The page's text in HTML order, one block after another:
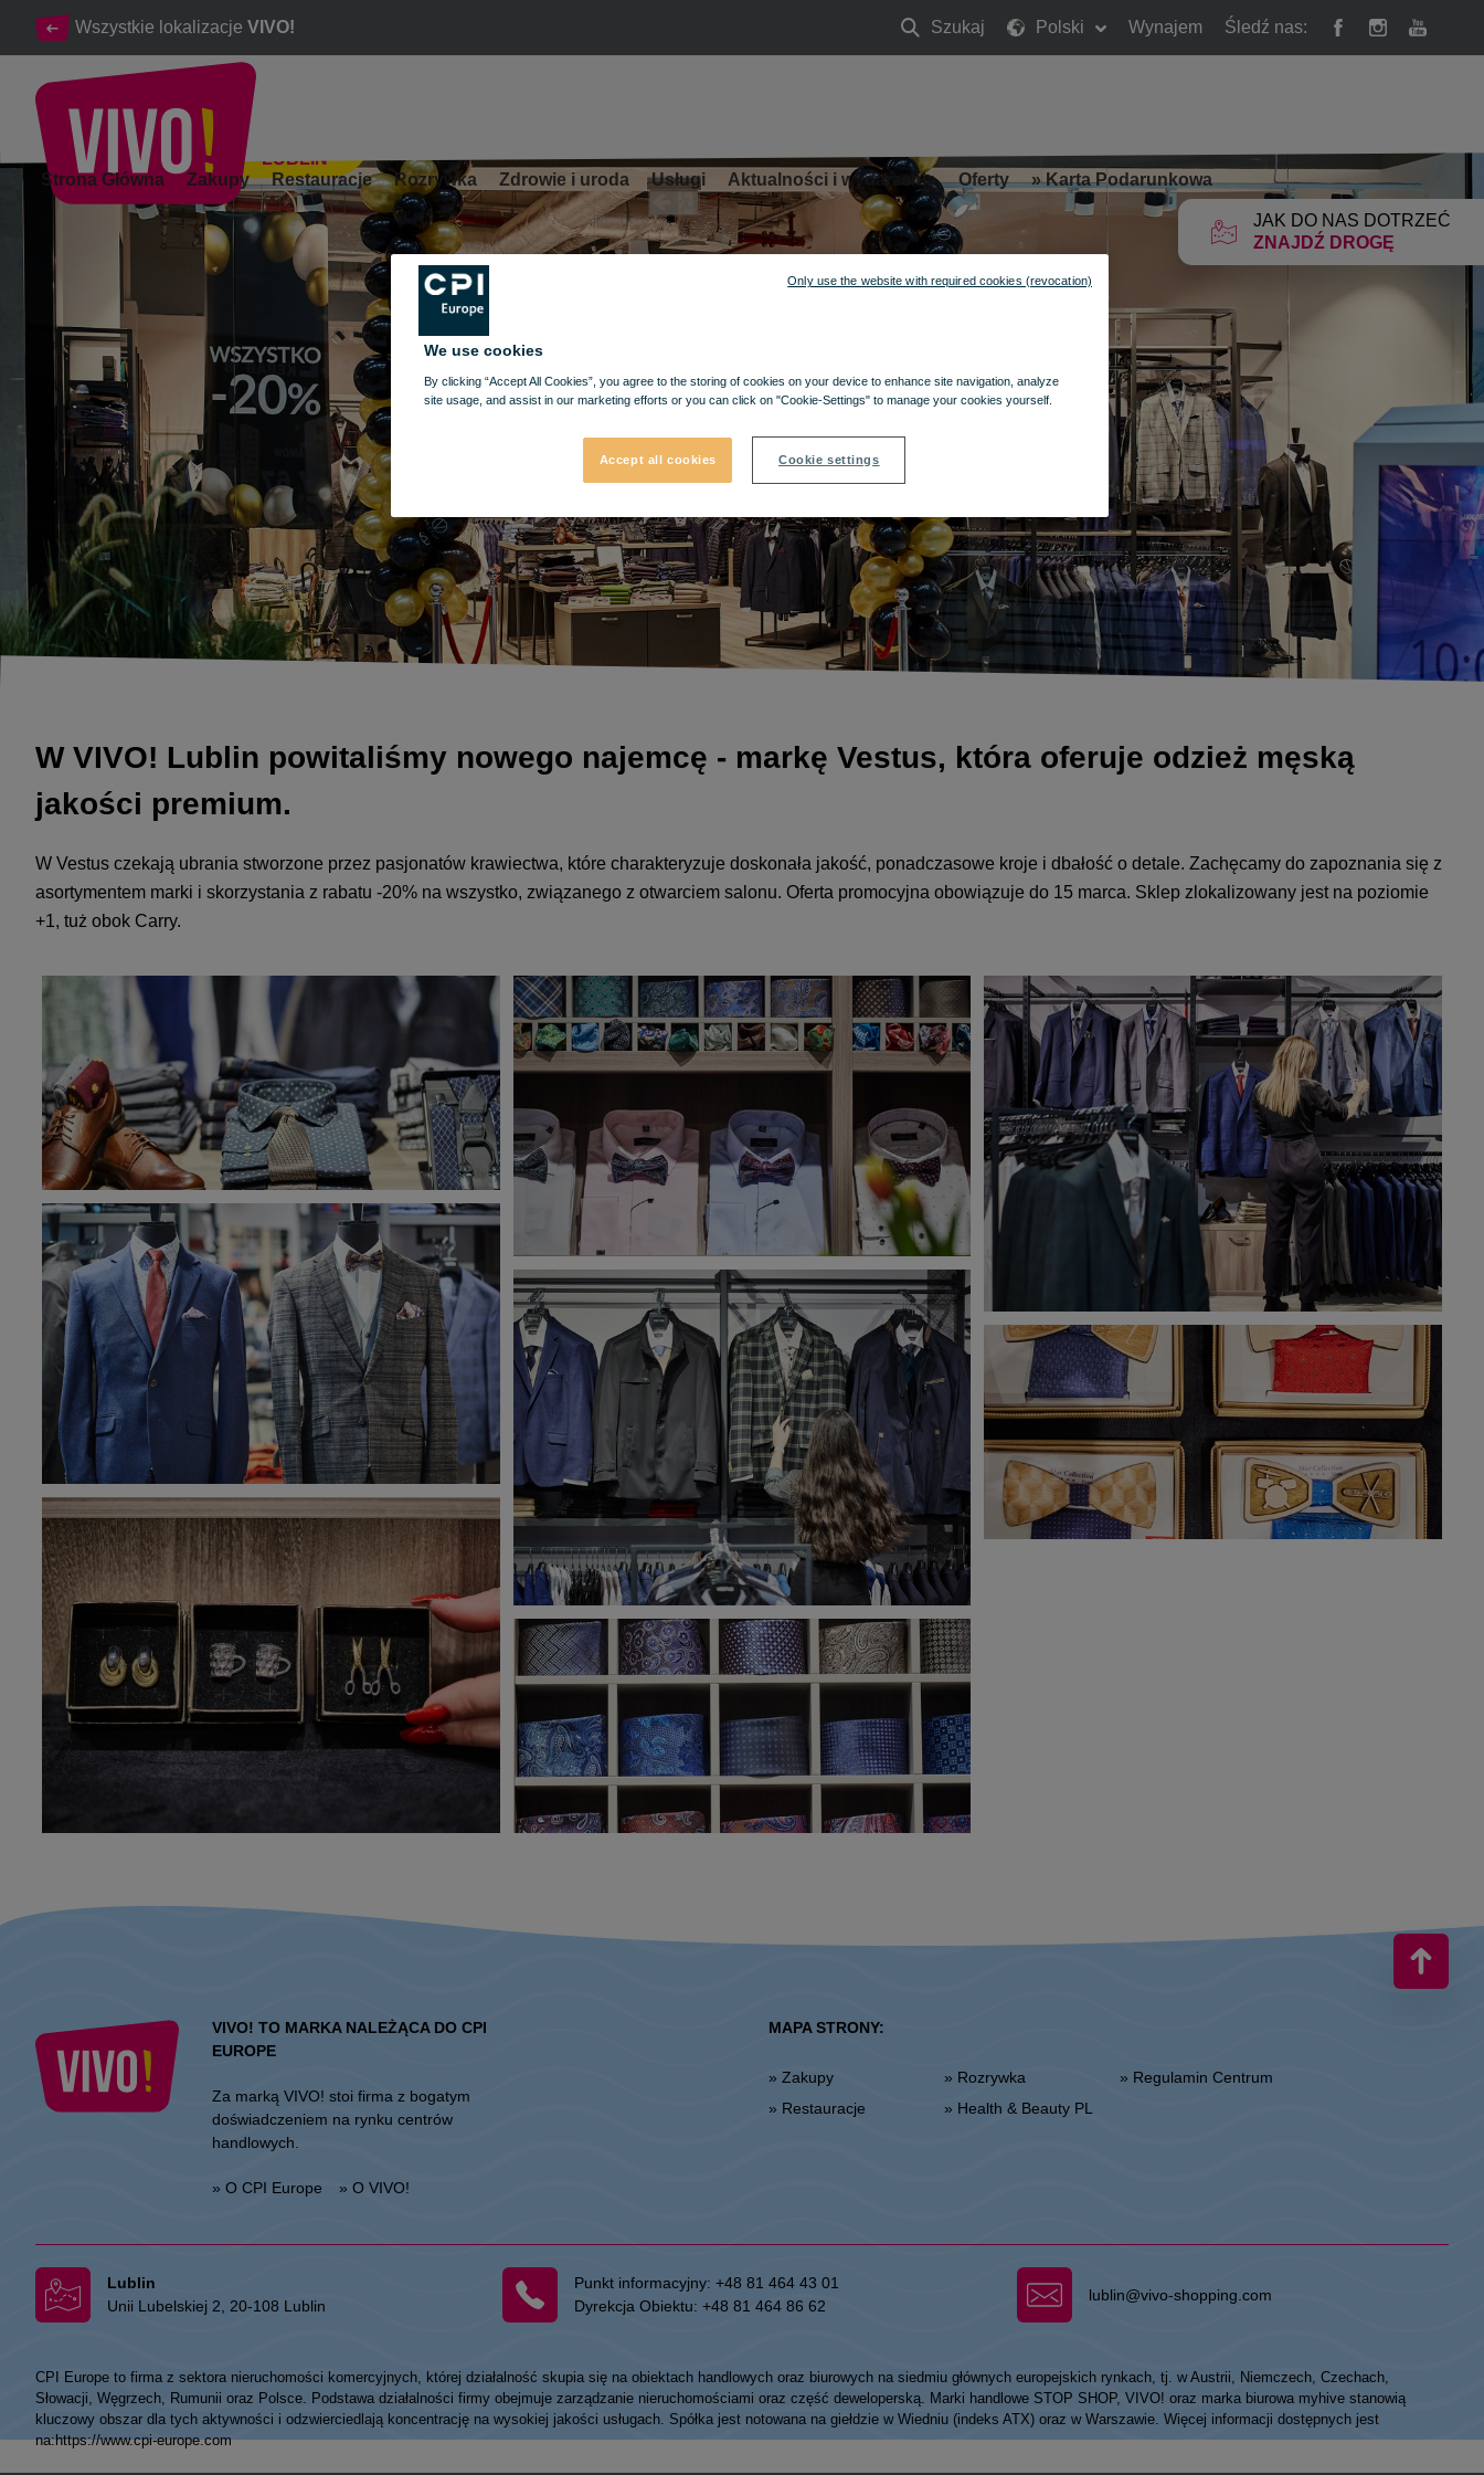
Wszystkie lokalizacje VIVO! Szukaj
Szukaj
Polski Wynajem Śledź nas:
JAK DO NAS DOTRZEĆ
ZNAJDŹ DROGĘ
LUBLIN
Strona Główna Zakupy Restauracje Rozrywka Zdrowie i uroda Usługi Aktualności i wydarzenia Oferty »Karta Podarunkowa
Otwarcie sklepu Vestus
W VIVO! Lublin powitaliśmy nowego najemcę - markę Vestus, która oferuje odzież męską
jakości premium.
W Vestus czekają ubrania stworzone przez pasjonatów krawiectwa, które charakteryzuje doskonała jakość, ponadczasowe kroje i dbałość o detale. Zachęcamy do zapoznania się z
asortymentem marki i skorzystania z rabatu -20% na wszystko, związanego z otwarciem salonu. Oferta promocyjna obowiązuje do 15 marca. Sklep zlokalizowany jest na poziomie
+1, tuż obok Carry.
VIVO! TO MARKA NALEŻĄCA DO CPI
EUROPE
Za marką VIVO! stoi firma z bogatym
doświadczeniem na rynku centrów
handlowych.
» O CPI Europe » O VIVO!
MAPA STRONY:
» Zakupy
» Restauracje
» Rozrywka
» Health & Beauty PL
» Regulamin Centrum
Lublin
Unii Lubelskiej 2, 20-108 Lublin
Punkt informacyjny:+48 81 464 43 01
Dyrekcja Obiektu:+48 81 464 86 62
lublin@vivo-shopping.com
CPI Europe to firma z sektora nieruchomości komercyjnych, której działalność skupia się na obiektach handlowych oraz biurowych na siedmiu głównych europejskich rynkach, tj. w Austrii, Niemczech, Czechach,
Słowacji, Węgrzech, Rumunii oraz Polsce. Podstawa działalności firmy obejmuje zarządzanie nieruchomościami oraz część deweloperską. Marki handlowe STOP SHOP, VIVO! oraz marka biurowa myhive stanowią
kluczowy obszar dla tych aktywności i odzwierciedlają koncentrację na wysokiej jakości usługach. Spółka jest notowana na giełdzie w Wiedniu (indeks ATX) oraz w Warszawie. Więcej informacji dostępnych jest
na:https://www.cpi-europe.com
We use cookies
By clicking “Accept All Cookies”, you agree to the storing of cookies on your device to enhance site navigation, analyze
site usage, and assist in our marketing efforts or you can click on "Cookie-Settings" to manage your cookies yourself.
Accept all cookies Cookie settings
Only use the website with required cookies (revocation)